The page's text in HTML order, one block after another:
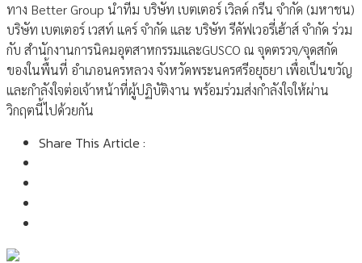
ทาง Better Group นำทีม บริษัท เบตเตอร์ เวิลด์ กรีน จำกัด (มหาชน)
บริษัท เบตเตอร์ เวสท์ แคร์ จำกัด และ บริษัท รีคัฟเวอรี่เฮ้าส์ จำกัด ร่วม
กับ สำนักงานการนิคมอุตสาหกรรมและGUSCO ณ จุดตรวจ/จุดสกัด
ของในพื้นที่ อำเภอนครหลวง จังหวัดพระนครศรีอยุธยา เพื่อเป็นขวัญ
และกำลังใจต่อเจ้าหน้าที่ผู้ปฏิบัติงาน พร้อมร่วมส่งกำลังใจให้ผ่าน
วิกฤตนี้ไปด้วยกัน
Share This Article :